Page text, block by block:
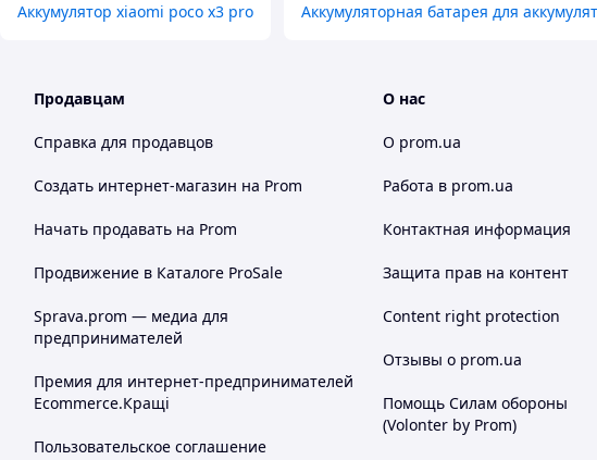
Аккумулятор xiaomi poco x3 pro Аккумуляторная батарея для
Продавцам
Справка для продавцов
Создать интернет-магазин на Prom
Начать продавать на Prom
Продвижение в Каталоге ProSale
Sprava.prom — медиа для
предпринимателей
Премия для интернет-предпринимателей
Ecommerce.Кращі
Пользовательское соглашение
О нас
О prom.ua
Работа в prom.ua
Контактная информация
Защита прав на контент
Content right protection
Отзывы о prom.ua
Помощь Силам обороны
(Volonter by Prom)